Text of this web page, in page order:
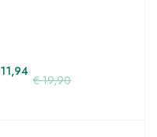
€19,90
11,94